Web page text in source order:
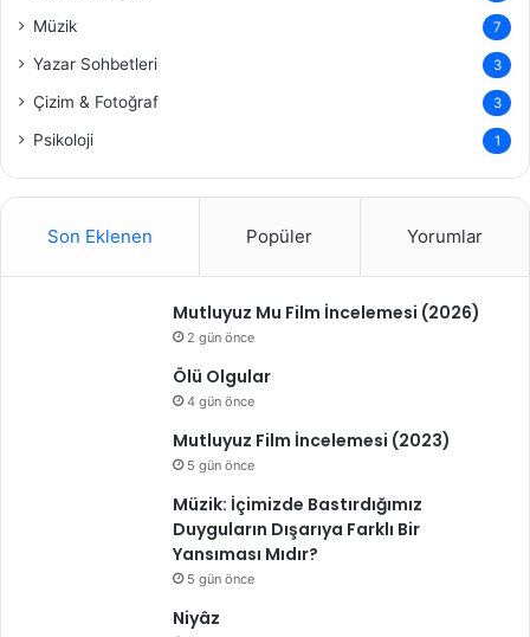
Müzik 7
Yazar Sohbetleri 3
Çizim & Fotoğraf 3
Psikoloji 1
Son Eklenen Popüler Yorumlar
Mutluyuz Mu Film İncelemesi (2026)
2 gün önce
Ölü Olgular
4 gün önce
Mutluyuz Film İncelemesi (2023)
5 gün önce
Müzik: İçimizde Bastırdığımız
Duyguların Dışarıya Farklı Bir
Yansıması Mıdır?
5 gün önce
Niyâz